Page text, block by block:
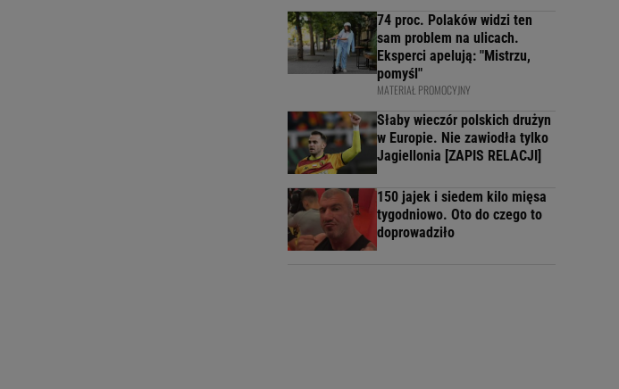
74 proc. Polaków widzi ten
sam problem na ulicach.
Eksperci apelują: "Mistrzu,
pomyśl"
MATERIAŁ PROMOCYJNY
Słaby wieczór polskich drużyn
w Europie. Nie zawiodła tylko
Jagiellonia [ZAPIS RELACJI]
150 jajek i siedem kilo mięsa
tygodniowo. Oto do czego to
doprowadziło